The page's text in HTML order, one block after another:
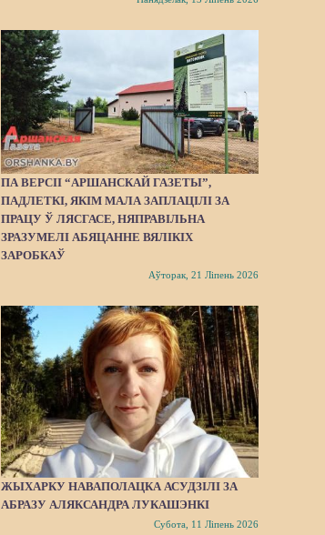
ПА ВЕРСІІ “АРШАНСКАЙ ГАЗЕТЫ”,
ПАДЛЕТКІ, ЯКІМ МАЛА ЗАПЛАЦІЛІ ЗА
ПРАЦУ Ў ЛЯСГАСЕ, НЯПРАВІЛЬНА
ЗРАЗУМЕЛІ АБЯЦАННЕ ВЯЛІКІХ
ЗАРОБКАЎ
Аўторак, 21 Ліпень 2026
ЖЫХАРКУ НАВАПОЛАЦКА АСУДЗІЛІ ЗА
АБРАЗУ АЛЯКСАНДРА ЛУКАШЭНКІ
Субота, 11 Ліпень 2026